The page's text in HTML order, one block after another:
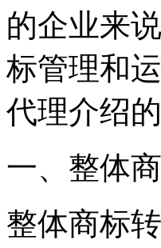
的企业来
标管理和
代理介绍
一、整体
整体商标